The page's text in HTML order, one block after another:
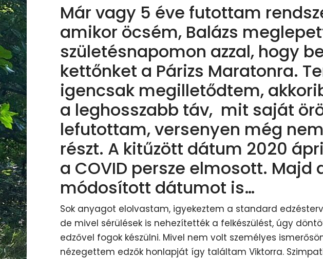
Már vagy 5 éve futottam
amikor öcsém, Balázs
születésnapomon azzal, hogy
kettőnket a Párizs Maratonra.
igencsak megilletődtem,
a leghosszabb táv, mit saját
lefutottam, versenyen még
részt. A kitűzött dátum 2020
a COVID persze elmosott. Majd
módosított dátumot is…
Sok anyagot elolvastam, igyekeztem a standard
de mivel sérülések is nehezítették a felkészülést, úgy
edzővel fogok készülni. Mivel nem volt személyes
nézegettem edzők honlapját így találtam Viktorra.